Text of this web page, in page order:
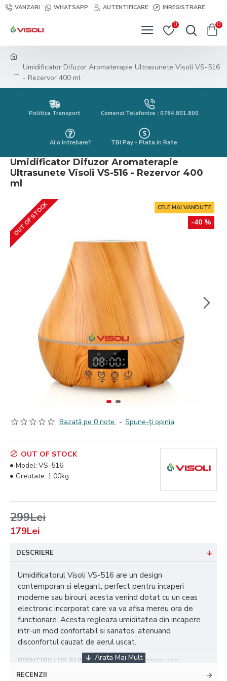
VANZARI WHATSAPP AUTENTIFICARE INREGISTRARE
0 0
Umidificator Difuzor Aromaterapie Ultrasunete Visoli VS-516
- Rezervor 400 ml
Politica Transport Comenzi Telefonice : 0784.801.800
Ai o intrebare? TBI Pay - Plata in Rate
Umidificator Difuzor Aromaterapie
Ultrasunete Visoli VS-516 - Rezervor 400
ml
CELE MAI VANDUTE
-40 %
OUT OF STOCK
Bazată pe 0 note. - Spune-ţi opinia
179Lei
299Lei
OUT OF STOCK
Model: VS-516
Greutate: 1.00kg
DESCRIERE
Umidificatorul Visoli VS-516 are un design
contemporan si elegant, perfect pentru incaperi
moderne sau birouri, acesta venind dotat cu un ceas
electronic incorporat care va va afisa mereu ora de
functionare. Acesta regleaza umiditatea din incapere
intr-un mod confortabil si sanatos, atenuand
disconfortul cauzat de aerul uscat.
PRINCIPIU DE FUNCTIONARE: vaporizare prin
ultrasunete. Aerul uscat din incapere este aspirat de
RECENZII